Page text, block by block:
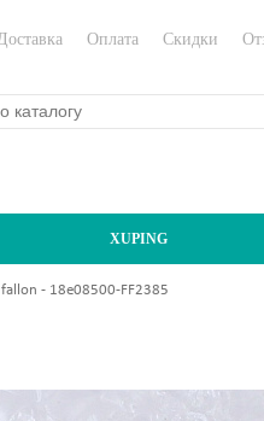
Оплата Скидки
XUPING
fallon - 18e08500-FF2385